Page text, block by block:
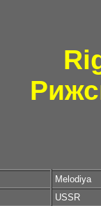
Melodiya
USSR